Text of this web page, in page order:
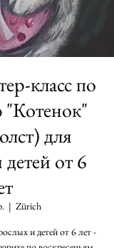
класс по
для
от 6
  |
Zürich
и детей от 6 лет -